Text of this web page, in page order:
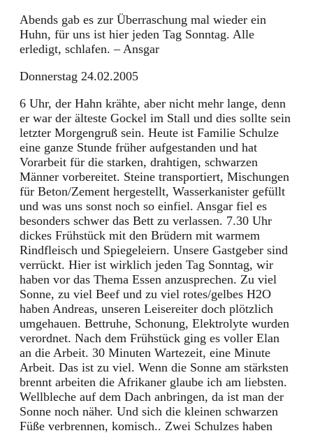
Abends gab es zur Überraschung mal wieder ein
Huhn, für uns ist hier jeden Tag Sonntag. Alle
erledigt, schlafen. – Ansgar
Donnerstag 24.02.2005
6 Uhr, der Hahn krähte, aber nicht mehr lange, denn
er war der älteste Gockel im Stall und dies sollte sein
letzter Morgengruß sein. Heute ist Familie Schulze
eine ganze Stunde früher aufgestanden und hat
Vorarbeit für die starken, drahtigen, schwarzen
Männer vorbereitet. Steine transportiert, Mischungen
für Beton/Zement hergestellt, Wasserkanister gefüllt
und was uns sonst noch so einfiel. Ansgar fiel es
besonders schwer das Bett zu verlassen. 7.30 Uhr
dickes Frühstück mit den Brüdern mit warmem
Rindfleisch und Spiegeleiern. Unsere Gastgeber sind
verrückt. Hier ist wirklich jeden Tag Sonntag, wir
haben vor das Thema Essen anzusprechen. Zu viel
Sonne, zu viel Beef und zu viel rotes/gelbes H2O
haben Andreas, unseren Leisereiter doch plötzlich
umgehauen. Bettruhe, Schonung, Elektrolyte wurden
verordnet. Nach dem Frühstück ging es voller Elan
an die Arbeit. 30 Minuten Wartezeit, eine Minute
Arbeit. Das ist zu viel. Wenn die Sonne am stärksten
brennt arbeiten die Afrikaner glaube ich am liebsten.
Wellbleche auf dem Dach anbringen, da ist man der
Sonne noch näher. Und sich die kleinen schwarzen
Füße verbrennen, komisch.. Zwei Schulzes haben